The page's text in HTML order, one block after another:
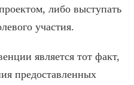
либо выступать
участия.
является тот факт,
предоставленных